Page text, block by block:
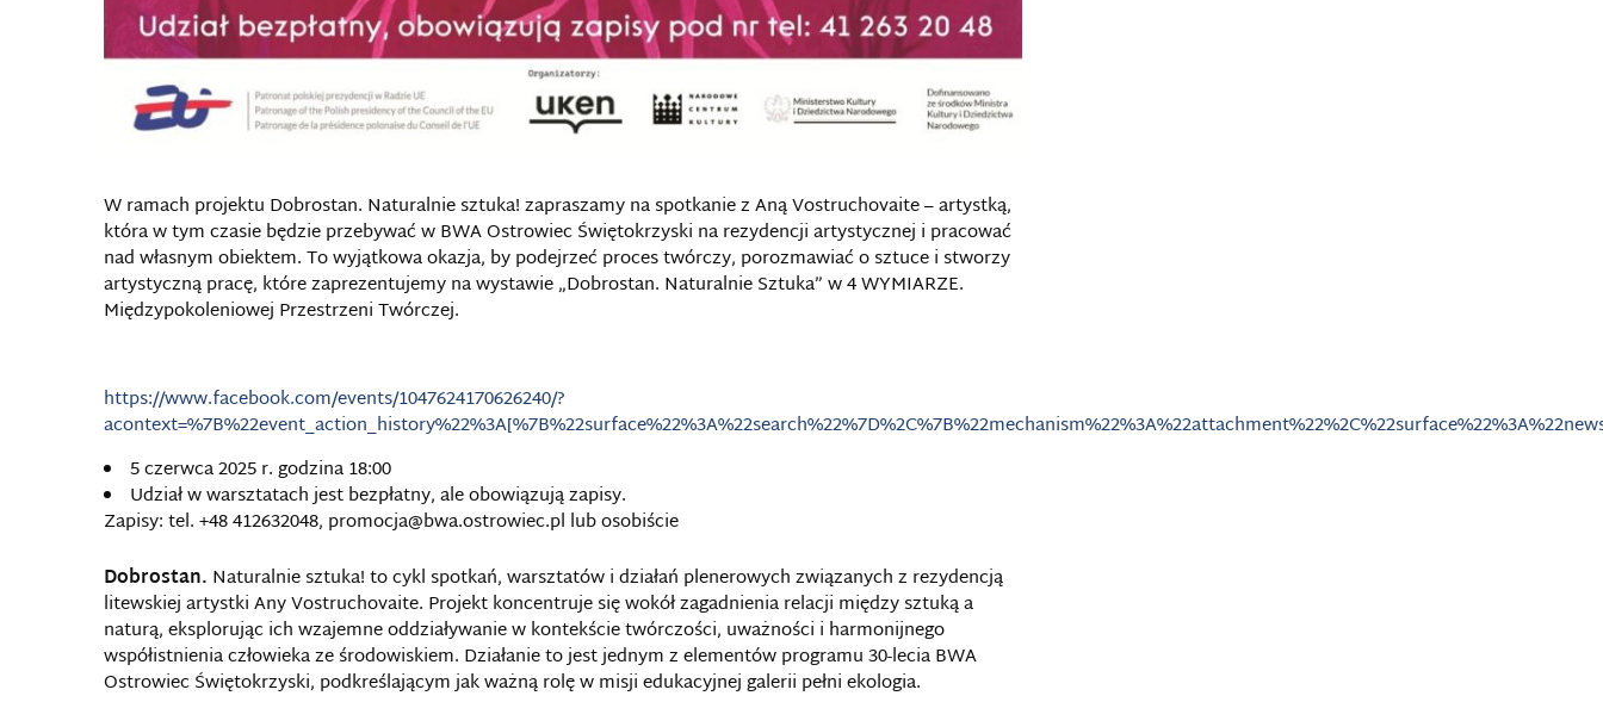
W ramach projektu Dobrostan. Naturalnie sztuka! zapraszamy na spotkanie z Aną Vostruchovaite – artystką,
któraw tym czasie będzie przebywać w BWA Ostrowiec Świętokrzyski na rezydencji artystycznej i pracować
nad własnym obiektem. To wyjątkowa okazja, by podejrzeć proces twórczy, porozmawiać o sztuce i stworzy
artystyczną pracę, które zaprezentujemy na wystawie „Dobrostan. Naturalnie Sztuka” w 4 WYMIARZE.
Międzypokoleniowej Przestrzeni Twórczej.
https://www.facebook.com/events/1047624170626240/?
5 czerwca 2025 r. godzina 18:00
Udział w warsztatach jest bezpłatny, ale obowiązują zapisy.
Zapisy: tel. +48 412632048, promocja@bwa.ostrowiec.pl lub osobiście
Dobrostan. Naturalnie sztuka! to cykl spotkań, warsztatów i działań plenerowych związanych z rezydencją
litewskiej artystki Any Vostruchovaite. Projekt koncentruje się wokół zagadnienia relacji między sztuką a
naturą, eksplorując ich wzajemne oddziaływanie w kontekście twórczości, uważności i harmonijnego
współistnienia człowieka ze środowiskiem. Działanie to jest jednym z elementów programu 30-lecia BWA
Ostrowiec Świętokrzyski, podkreślającym jak ważną rolę w misji edukacyjnej galerii pełni ekologia.